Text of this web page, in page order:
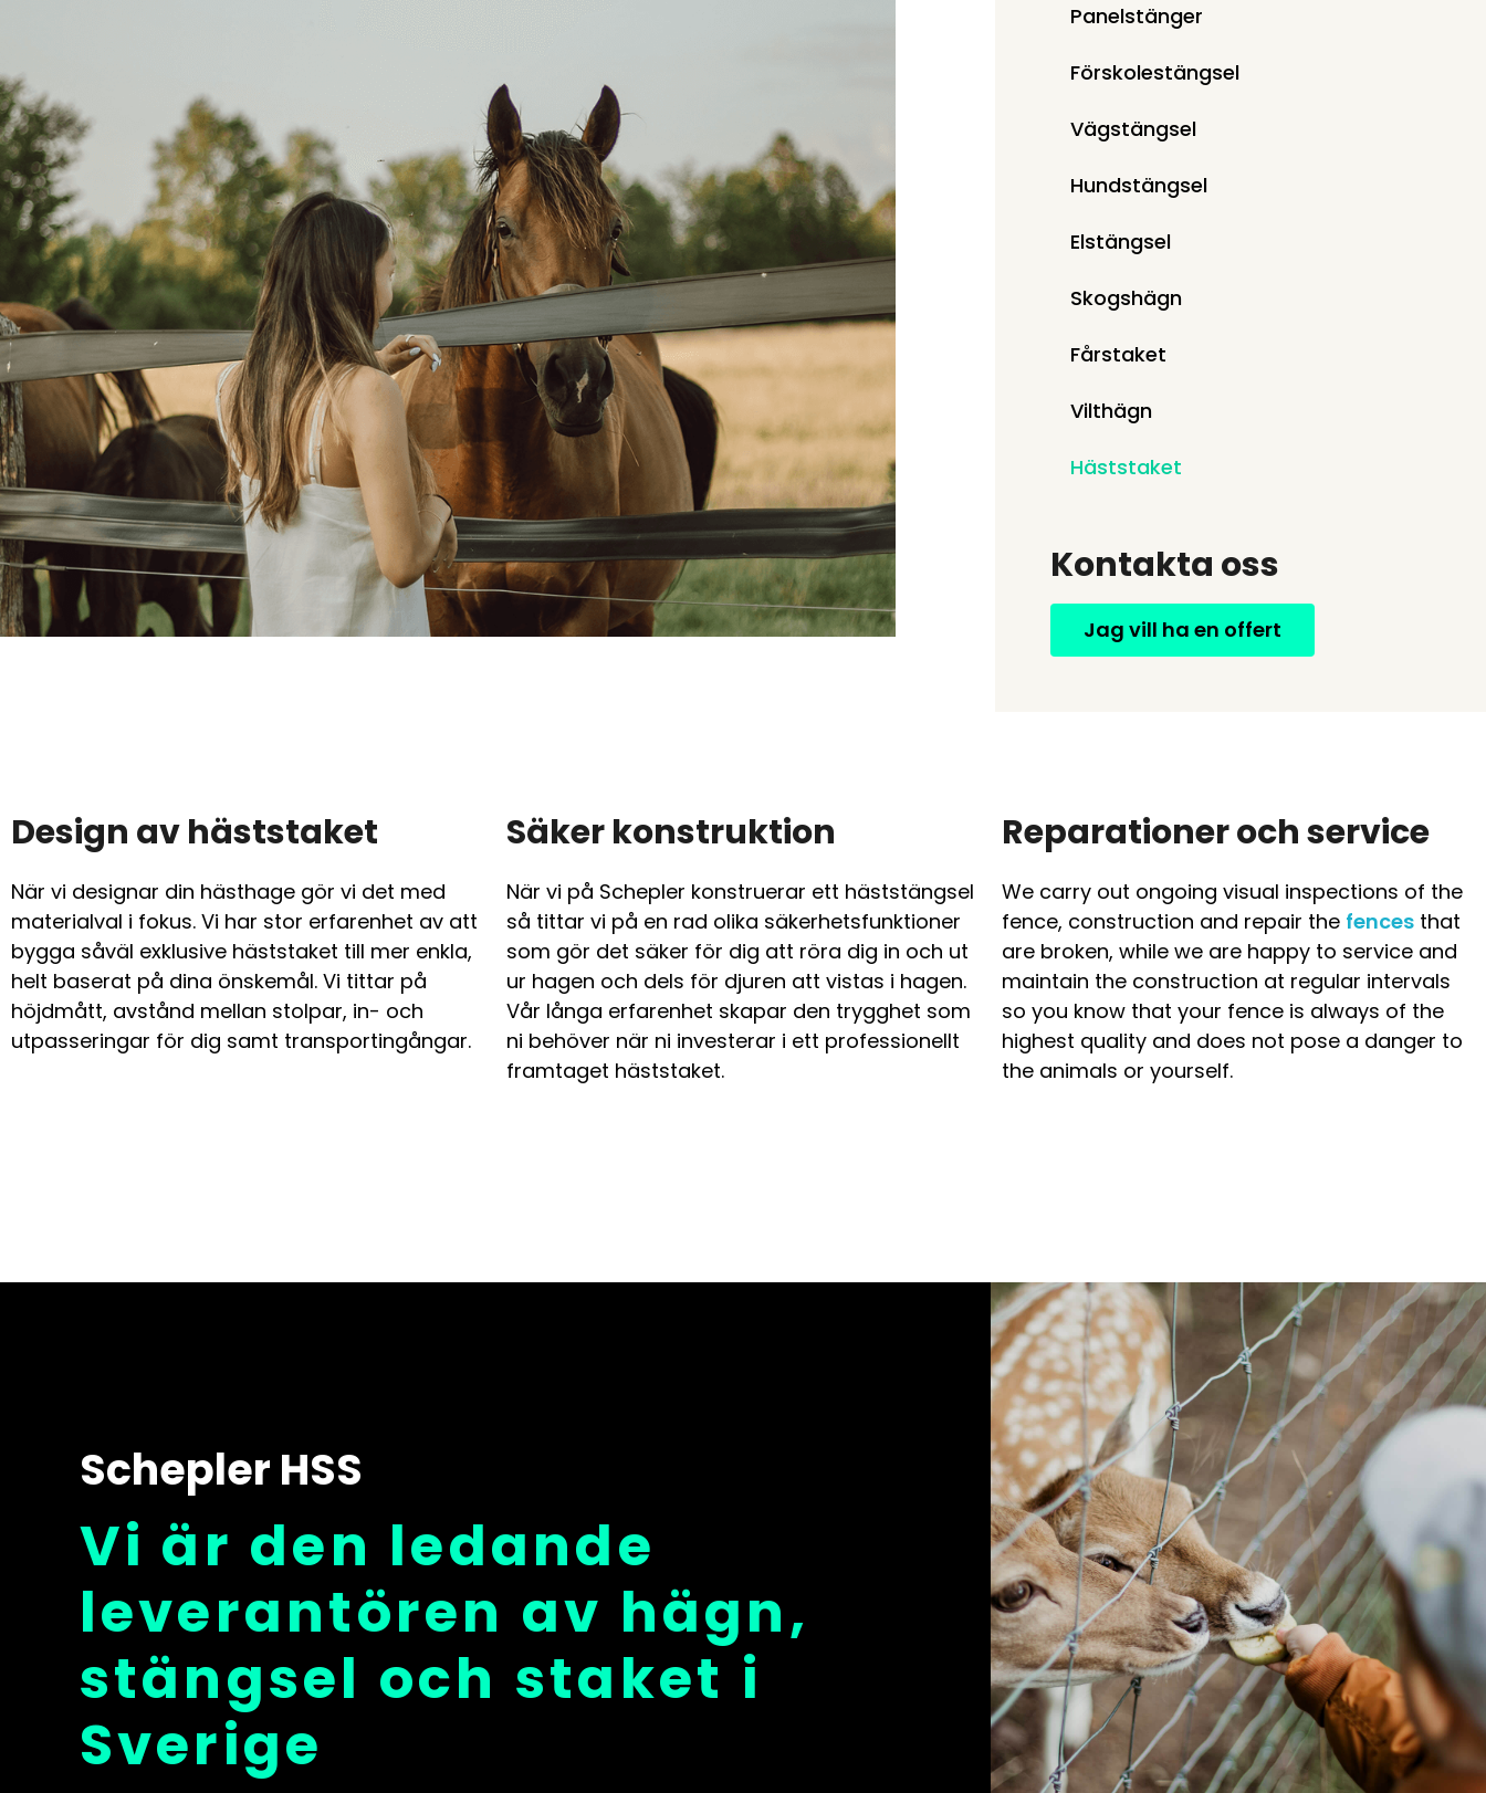
Panelstänger
Förskolestängsel
Vägstängsel
Hundstängsel
Elstängsel
Skogshägn
Fårstaket
Vilthägn
Häststaket
Kontakta oss
Jag vill ha en offert
Design av häststaket
När vi designar din hästhage gör vi det med
materialval i fokus. Vi har stor erfarenhet av att
bygga såväl exklusive häststaket till mer enkla,
helt baserat på dina önskemål. Vi tittar på
höjdmått, avstånd mellan stolpar, in- och
utpasseringar för dig samt transportingångar.
Säker konstruktion
När vi på Schepler konstruerar ett häststängsel
så tittar vi på en rad olika säkerhetsfunktioner
som gör det säker för dig att röra dig in och ut
ur hagen och dels för djuren att vistas i hagen.
Vår långa erfarenhet skapar den trygghet som
ni behöver när ni investerar i ett professionellt
framtaget häststaket.
Reparationer och service
We carry out ongoing visual inspections of the
fence, construction and repair the fencesthat
are broken, while we are happy to service and
maintain the construction at regular intervals
so you know that your fence is always of the
highest quality and does not pose a danger to
the animals or yourself.
Schepler HSS
Vi är den ledande
leverantören av hägn,
stängsel och staket i
Sverige